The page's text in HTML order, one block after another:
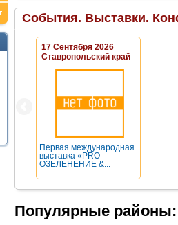
возрождается).
События. Выставки.
17 Сентября 2026
Ставропольский край
Первая международная
выставка «PRO
ОЗЕЛЕНЕНИЕ &...
Популярные районы: